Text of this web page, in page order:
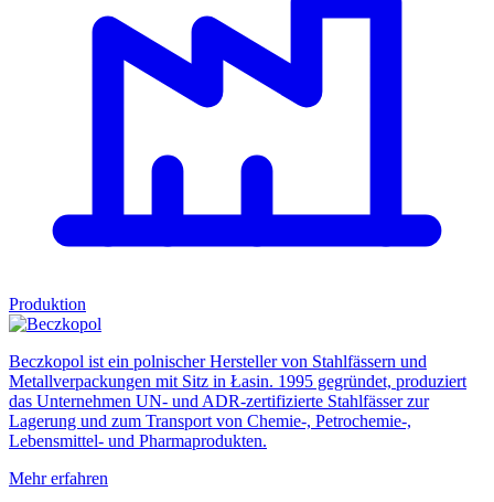
Produktion
Beczkopol ist ein polnischer Hersteller von Stahlfässern und
Metallverpackungen mit Sitz in Łasin. 1995 gegründet, produziert
das Unternehmen UN- und ADR-zertifizierte Stahlfässer zur
Lagerung und zum Transport von Chemie-, Petrochemie-,
Lebensmittel- und Pharmaprodukten.
Mehr erfahren